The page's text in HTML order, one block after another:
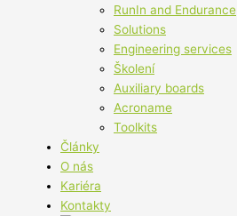
RunIn and Endurance
Solutions
Engineering services
Školení
Auxiliary boards
Acroname
Toolkits
Články
O nás
Kariéra
Kontakty